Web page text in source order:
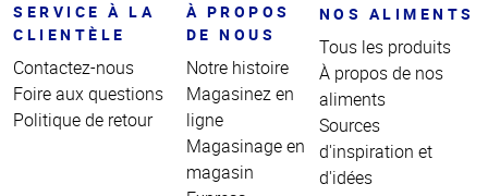
SERVICE À LA
CLIENTÈLE
Contactez-nous
Foire aux questions
Politique de retour
À PROPOS
DE NOUS
Notre histoire
Magasinez en
ligne
Magasinage en
magasin
NOS ALIMENTS
Tous les produits
À propos de nos
aliments
Sources
d'inspiration et
d'idées